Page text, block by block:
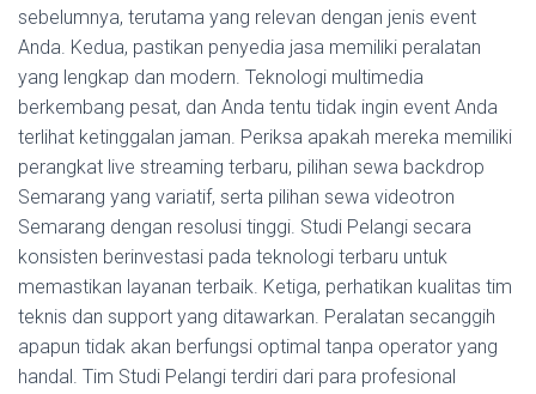
sebelumnya, terutama yang relevan dengan jenis event
Anda. Kedua, pastikan penyedia jasa memiliki peralatan
yang lengkap dan modern. Teknologi multimedia
berkembang pesat, dan Anda tentu tidak ingin event Anda
terlihat ketinggalan jaman. Periksa apakah mereka memiliki
perangkat live streaming terbaru, pilihan sewa backdrop
Semarang yang variatif, serta pilihan sewa videotron
Semarang dengan resolusi tinggi. Studi Pelangi secara
konsisten berinvestasi pada teknologi terbaru untuk
memastikan layanan terbaik. Ketiga, perhatikan kualitas tim
teknis dan support yang ditawarkan. Peralatan secanggih
apapun tidak akan berfungsi optimal tanpa operator yang
handal. Tim Studi Pelangi terdiri dari para profesional